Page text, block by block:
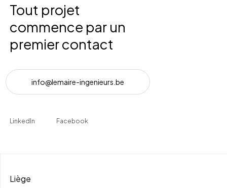
Tout projet
commence par un
premier contact
info@lemaire-ingenieurs be
LinkedIn Facebook
Liège